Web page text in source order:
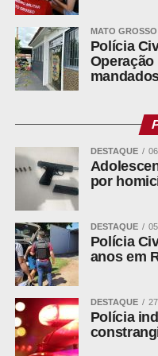
penumbrais. Em 2028,
bem menores, inferiores
O eclipse do
não chega
O fenômeno do dia 12 é
interpõe entre a Terra e
estreita sobre a
dentro dessa faixa vê o
MATO GROSSO
Polícia
Operação
DESTAQUE
por
DESTAQUE
Polícia
anos em
DESTAQUE
Polícia